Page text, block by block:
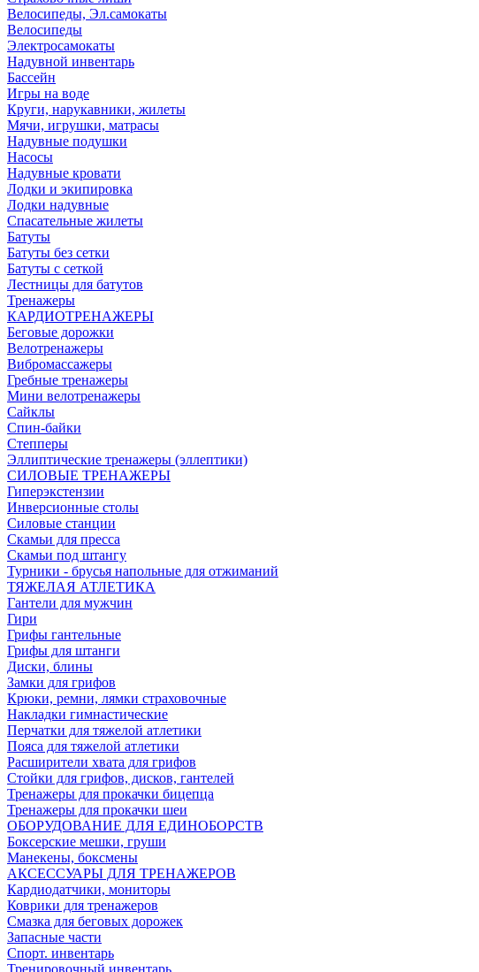
Велосипеды, Эл.самокаты
Велосипеды
Электросамокаты
Надувной инвентарь
Бассейн
Игры на воде
Круги, нарукавники, жилеты
Мячи, игрушки, матрасы
Надувные подушки
Насосы
Надувные кровати
Лодки и экипировка
Лодки надувные
Спасательные жилеты
Батуты
Батуты без сетки
Батуты с сеткой
Лестницы для батутов
Тренажеры
КАРДИОТРЕНАЖЕРЫ
Беговые дорожки
Велотренажеры
Вибромассажеры
Гребные тренажеры
Мини велотренажеры
Сайклы
Спин-байки
Степперы
Эллиптические тренажеры (эллептики)
СИЛОВЫЕ ТРЕНАЖЕРЫ
Гиперэкстензии
Инверсионные столы
Силовые станции
Скамьи для пресса
Скамьи под штангу
Турники - брусья напольные для отжиманий
ТЯЖЕЛАЯ АТЛЕТИКА
Гантели для мужчин
Гири
Грифы гантельные
Грифы для штанги
Диски, блины
Замки для грифов
Крюки, ремни, лямки страховочные
Накладки гимнастические
Перчатки для тяжелой атлетики
Пояса для тяжелой атлетики
Расширители хвата для грифов
Стойки для грифов, дисков, гантелей
Тренажеры для прокачки бицепца
Тренажеры для прокачки шеи
ОБОРУДОВАНИЕ ДЛЯ ЕДИНОБОРСТВ
Боксерские мешки, груши
Манекены, боксмены
АКСЕССУАРЫ ДЛЯ ТРЕНАЖЕРОВ
Кардиодатчики, мониторы
Коврики для тренажеров
Смазка для беговых дорожек
Запасные части
Спорт. инвентарь
Тренировочный инвентарь